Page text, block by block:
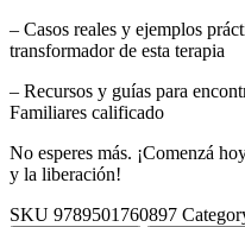
– Casos reales y ejemplos
transformador de esta terapia
– Recursos y guías para
Familiares calificado
No esperes más. ¡Comenzá
y la liberación!
SKU 9789501760897